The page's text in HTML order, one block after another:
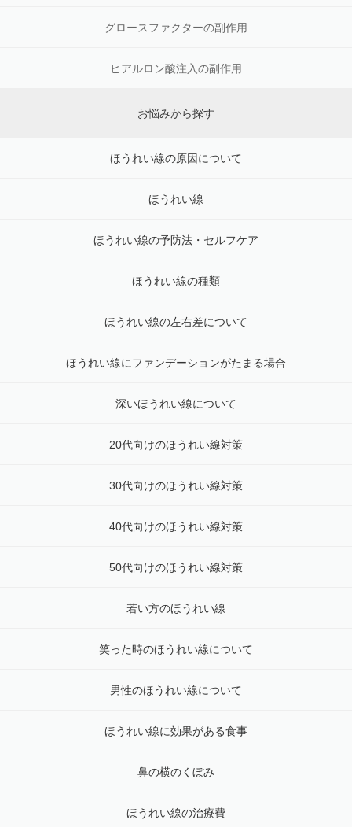
グロースファクターの副作用
ヒアルロン酸注入の副作用
お悩みから探す
ほうれい線の原因について
ほうれい線
ほうれい線の予防法・セルフケア
ほうれい線の種類
ほうれい線の左右差について
ほうれい線にファンデーションがたまる場合
深いほうれい線について
20代向けのほうれい線対策
30代向けのほうれい線対策
40代向けのほうれい線対策
50代向けのほうれい線対策
若い方のほうれい線
笑った時のほうれい線について
男性のほうれい線について
ほうれい線に効果がある食事
鼻の横のくぼみ
ほうれい線の治療費